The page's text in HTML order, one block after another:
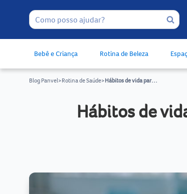
Bebê e Criança Rotina de Beleza
Blog Panvel>Rotina de Saúde> Hábitos de vida para o envelhecimento saudável
Hábitos de